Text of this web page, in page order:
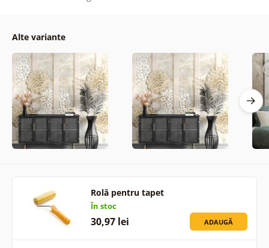
Alte variante
Rolă pentru tapet
În stoc
30,97 lei ADAUGĂ